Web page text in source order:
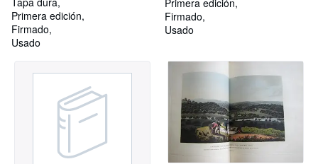
Primera edición
Firmado
Usado
Primera edición
Firmado
Usado